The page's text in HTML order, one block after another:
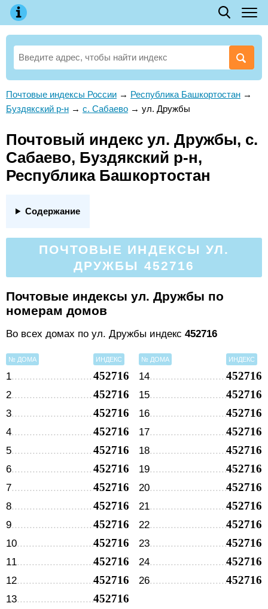
Почтовые индексы России → Республика Башкортостан →
Буздякский р-н → с. Сабаево → ул. Дружбы
Почтовый индекс ул. Дружбы, с.
Сабаево, Буздякский р-н,
Республика Башкортостан
Содержание
ПОЧТОВЫЕ ИНДЕКСЫ УЛ.
ДРУЖБЫ 452716
Почтовые индексы ул. Дружбы по
номерам домов
Во всех домах по ул. Дружбы индекс 452716
№ ДОМА ИНДЕКС
1 452716
2 452716
3 452716
4 452716
5 452716
6 452716
7 452716
8 452716
9 452716
10 452716
11 452716
12 452716
13 452716
№ ДОМА ИНДЕКС
14 452716
15 452716
16 452716
17 452716
18 452716
19 452716
20 452716
21 452716
22 452716
23 452716
24 452716
26 452716